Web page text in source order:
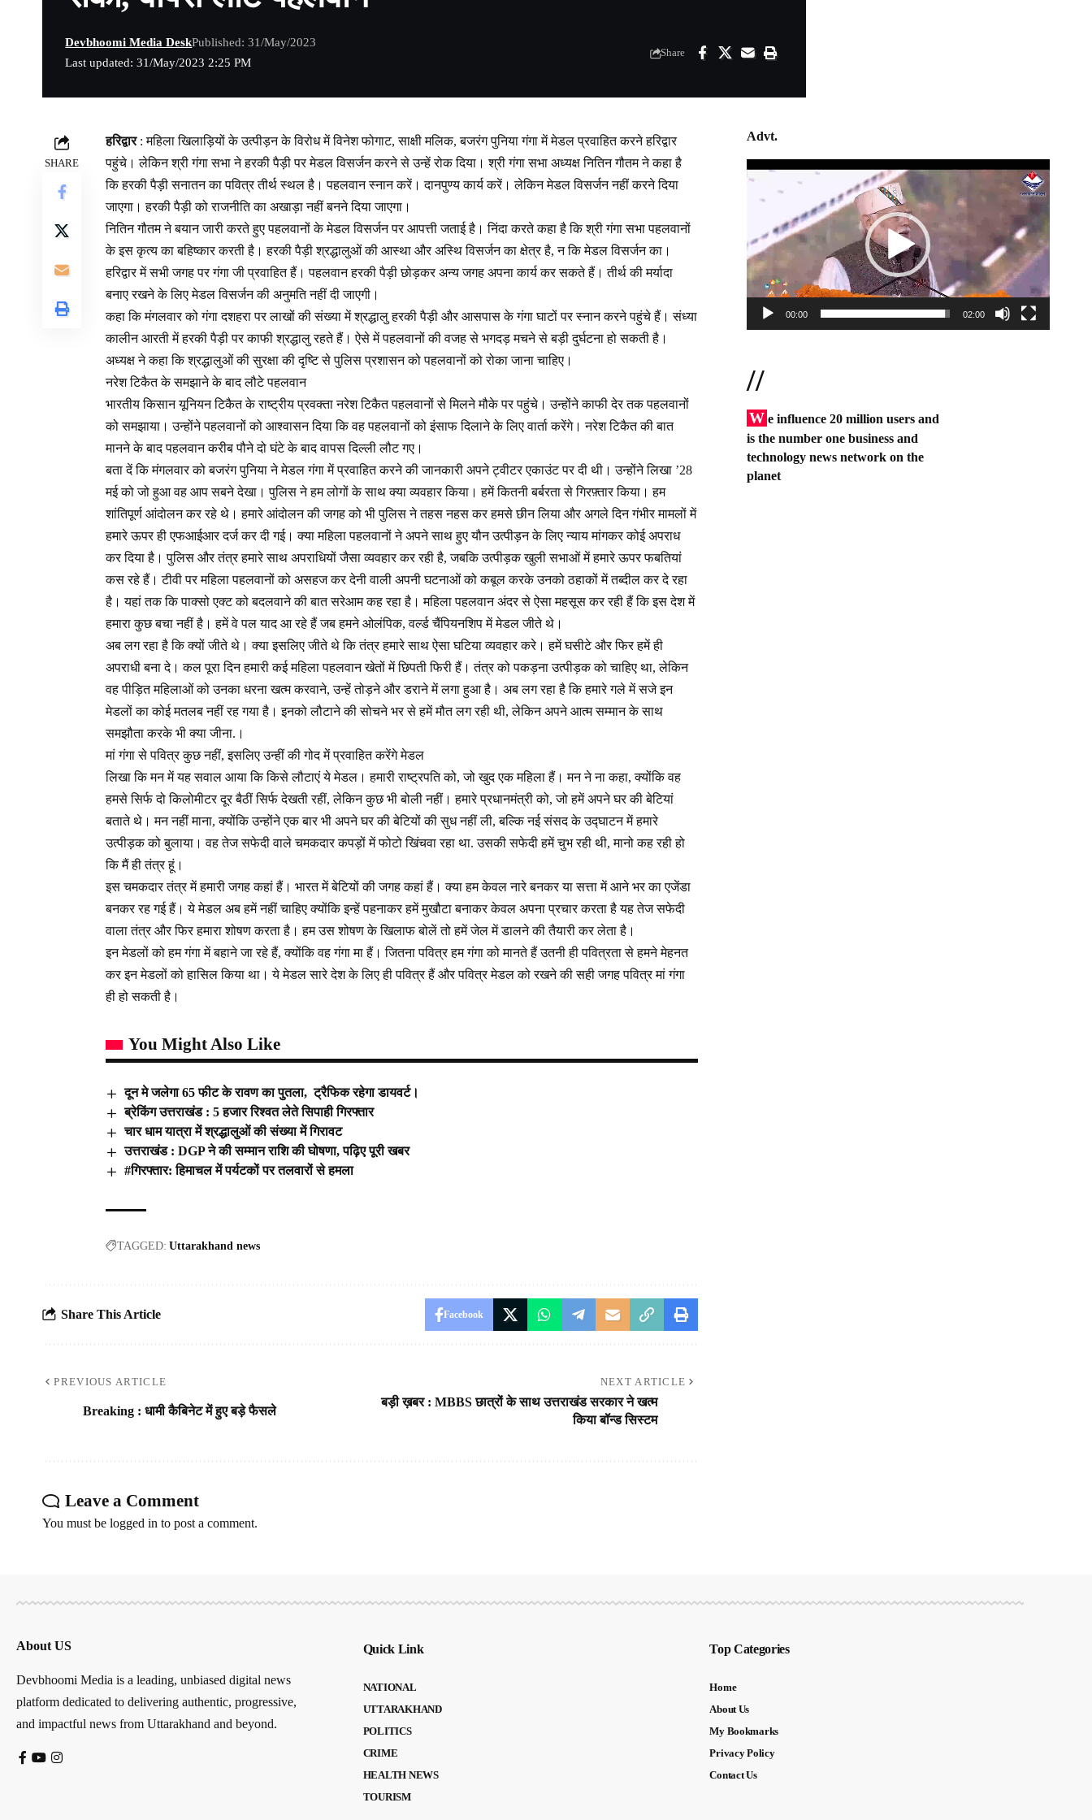
Last updated: 31/May/2023 2:25 PM
Devbhoomi Media DeskPublished: 31/May/2023
Share
SHARE
हरिद्वार: महिला खिलाड़ियों के उत्पीड़न के विरोध में विनेश फोगाट, साक्षी मलिक, बजरंग पुनिया गंगा में मेडल प्रवाहित करने हरिद्वार
पहुंचे। लेकिन श्री गंगा सभा ने हरकी पैड़ी पर मेडल विसर्जन करने से उन्हें रोक दिया। श्री गंगा सभा अध्यक्ष नितिन गौतम ने कहा है
कि हरकी पैड़ी सनातन का पवित्र तीर्थ स्थल है। पहलवान स्नान करें। दानपुण्य कार्य करें। लेकिन मेडल विसर्जन नहीं करने दिया
जाएगा। हरकी पैड़ी को राजनीति का अखाड़ा नहीं बनने दिया जाएगा।
नितिन गौतम ने बयान जारी करते हुए पहलवानों के मेडल विसर्जन पर आपत्ती जताई है। निंदा करते कहा है कि श्री गंगा सभा पहलवानों
के इस कृत्य का बहिष्कार करती है। हरकी पैड़ी श्रद्धालुओं की आस्था और अस्थि विसर्जन का क्षेत्र है, न कि मेडल विसर्जन का।
हरिद्वार में सभी जगह पर गंगा जी प्रवाहित हैं। पहलवान हरकी पैड़ी छोड़कर अन्य जगह अपना कार्य कर सकते हैं। तीर्थ की मर्यादा
बनाए रखने के लिए मेडल विसर्जन की अनुमति नहीं दी जाएगी।
कहा कि मंगलवार को गंगा दशहरा पर लाखों की संख्या में श्रद्धालु हरकी पैड़ी और आसपास के गंगा घाटों पर स्नान करने पहुंचे हैं। संध्या
कालीन आरती में हरकी पैड़ी पर काफी श्रद्धालु रहते हैं। ऐसे में पहलवानों की वजह से भगदड़ मचने से बड़ी दुर्घटना हो सकती है।
अध्यक्ष ने कहा कि श्रद्धालुओं की सुरक्षा की दृष्टि से पुलिस प्रशासन को पहलवानों को रोका जाना चाहिए।
नरेश टिकैत के समझाने के बाद लौटे पहलवान
भारतीय किसान यूनियन टिकैत के राष्ट्रीय प्रवक्ता नरेश टिकैत पहलवानों से मिलने मौके पर पहुंचे। उन्होंने काफी देर तक पहलवानों
को समझाया। उन्होंने पहलवानों को आश्वासन दिया कि वह पहलवानों को इंसाफ दिलाने के लिए वार्ता करेंगे। नरेश टिकैत की बात
मानने के बाद पहलवान करीब पौने दो घंटे के बाद वापस दिल्ली लौट गए।
बता दें कि मंगलवार को बजरंग पुनिया ने मेडल गंगा में प्रवाहित करने की जानकारी अपने ट्वीटर एकाउंट पर दी थी। उन्होंने लिखा ’28
मई को जो हुआ वह आप सबने देखा। पुलिस ने हम लोगों के साथ क्या व्यवहार किया। हमें कितनी बर्बरता से गिरफ़्तार किया। हम
शांतिपूर्ण आंदोलन कर रहे थे। हमारे आंदोलन की जगह को भी पुलिस ने तहस नहस कर हमसे छीन लिया और अगले दिन गंभीर मामलों में
हमारे ऊपर ही एफआईआर दर्ज कर दी गई। क्या महिला पहलवानों ने अपने साथ हुए यौन उत्पीड़न के लिए न्याय मांगकर कोई अपराध
कर दिया है। पुलिस और तंत्र हमारे साथ अपराधियों जैसा व्यवहार कर रही है, जबकि उत्पीड़क खुली सभाओं में हमारे ऊपर फबतियां
कस रहे हैं। टीवी पर महिला पहलवानों को असहज कर देनी वाली अपनी घटनाओं को कबूल करके उनको ठहाकों में तब्दील कर दे रहा
है। यहां तक कि पाक्सो एक्ट को बदलवाने की बात सरेआम कह रहा है। महिला पहलवान अंदर से ऐसा महसूस कर रही हैं कि इस देश में
हमारा कुछ बचा नहीं है। हमें वे पल याद आ रहे हैं जब हमने ओलंपिक, वर्ल्ड चैंपियनशिप में मेडल जीते थे।
अब लग रहा है कि क्यों जीते थे। क्या इसलिए जीते थे कि तंत्र हमारे साथ ऐसा घटिया व्यवहार करे। हमें घसीटे और फिर हमें ही
अपराधी बना दे। कल पूरा दिन हमारी कई महिला पहलवान खेतों में छिपती फिरी हैं। तंत्र को पकड़ना उत्पीड़क को चाहिए था, लेकिन
वह पीड़ित महिलाओं को उनका धरना खत्म करवाने, उन्हें तोड़ने और डराने में लगा हुआ है। अब लग रहा है कि हमारे गले में सजे इन
मेडलों का कोई मतलब नहीं रह गया है। इनको लौटाने की सोचने भर से हमें मौत लग रही थी, लेकिन अपने आत्म सम्मान के साथ
समझौता करके भी क्या जीना.।
मां गंगा से पवित्र कुछ नहीं, इसलिए उन्हीं की गोद में प्रवाहित करेंगे मेडल
लिखा कि मन में यह सवाल आया कि किसे लौटाएं ये मेडल। हमारी राष्ट्रपति को, जो खुद एक महिला हैं। मन ने ना कहा, क्योंकि वह
हमसे सिर्फ दो किलोमीटर दूर बैठीं सिर्फ देखती रहीं, लेकिन कुछ भी बोली नहीं। हमारे प्रधानमंत्री को, जो हमें अपने घर की बेटियां
बताते थे। मन नहीं माना, क्योंकि उन्होंने एक बार भी अपने घर की बेटियों की सुध नहीं ली, बल्कि नई संसद के उद्घाटन में हमारे
उत्पीड़क को बुलाया। वह तेज सफेदी वाले चमकदार कपड़ों में फोटो खिंचवा रहा था. उसकी सफेदी हमें चुभ रही थी, मानो कह रही हो
कि मैं ही तंत्र हूं।
इस चमकदार तंत्र में हमारी जगह कहां हैं। भारत में बेटियों की जगह कहां हैं। क्या हम केवल नारे बनकर या सत्ता में आने भर का एजेंडा
बनकर रह गई हैं। ये मेडल अब हमें नहीं चाहिए क्योंकि इन्हें पहनाकर हमें मुखौटा बनाकर केवल अपना प्रचार करता है यह तेज सफेदी
वाला तंत्र और फिर हमारा शोषण करता है। हम उस शोषण के खिलाफ बोलें तो हमें जेल में डालने की तैयारी कर लेता है।
इन मेडलों को हम गंगा में बहाने जा रहे हैं, क्योंकि वह गंगा मा हैं। जितना पवित्र हम गंगा को मानते हैं उतनी ही पवित्रता से हमने मेहनत
कर इन मेडलों को हासिल किया था। ये मेडल सारे देश के लिए ही पवित्र हैं और पवित्र मेडल को रखने की सही जगह पवित्र मां गंगा
ही हो सकती है।
You Might Also Like
दून मे जलेगा 65 फीट के रावण का पुतला, ट्रैफिक रहेगा डायवर्ट।
ब्रेकिंग उत्तराखंड : 5 हजार रिश्वत लेते सिपाही गिरफ्तार
चार धाम यात्रा में श्रद्धालुओं की संख्या में गिरावट
उत्तराखंड : DGP ने की सम्मान राशि की घोषणा, पढ़िए पूरी खबर
#गिरफ्तार: हिमाचल में पर्यटकों पर तलवारों से हमला
TAGGED: Uttarakhand news
Share This Article Facebook
PREVIOUS ARTICLE
Breaking : धामी कैबिनेट में हुए बड़े फैसले
NEXT ARTICLE
बड़ी ख़बर : MBBS छात्रों के साथ उत्तराखंड सरकार ने खत्म
किया बॉन्ड सिस्टम
Leave a Comment
You must be logged in to post a comment.
Advt.
Video
00:00 02:00
//
W e influence 20 million users and
is the number one business and
technology news network on the
planet
About US
Devbhoomi Media is a leading, unbiased digital news
platform dedicated to delivering authentic, progressive,
and impactful news from Uttarakhand and beyond.
Quick Link
NATIONAL
UTTARAKHAND
POLITICS
CRIME
HEALTH NEWS
TOURISM
Top Categories
Home
About Us
My Bookmarks
Privacy Policy
Contact Us